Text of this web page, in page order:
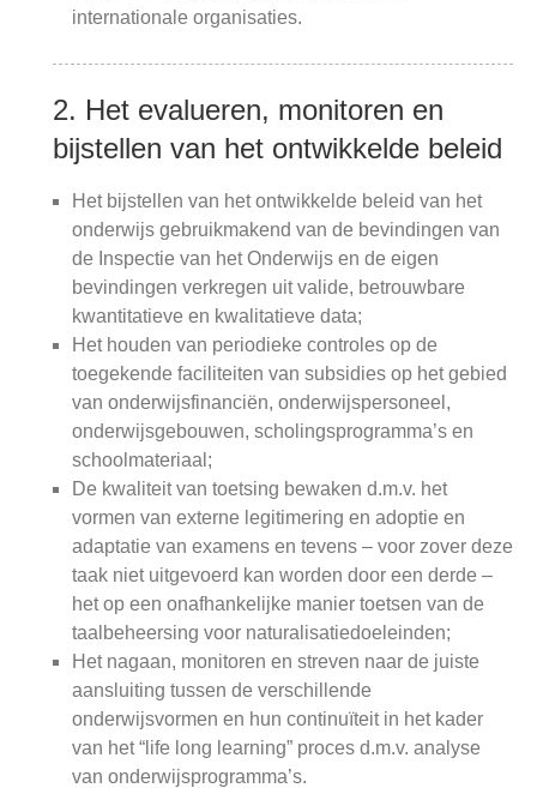
internationale organisaties.
2. Het evalueren, monitoren en
bijstellen van het ontwikkelde beleid
Het bijstellen van het ontwikkelde beleid van het
onderwijs gebruikmakend van de bevindingen van
de Inspectie van het Onderwijs en de eigen
bevindingen verkregen uit valide, betrouwbare
kwantitatieve en kwalitatieve data;
Het houden van periodieke controles op de
toegekende faciliteiten van subsidies op het gebied
van onderwijsfinanciën, onderwijspersoneel,
onderwijsgebouwen, scholingsprogramma’s en
schoolmateriaal;
De kwaliteit van toetsing bewaken d.m.v. het
vormen van externe legitimering en adoptie en
adaptatie van examens en tevens – voor zover deze
taak niet uitgevoerd kan worden door een derde –
het op een onafhankelijke manier toetsen van de
taalbeheersing voor naturalisatiedoeleinden;
Het nagaan, monitoren en streven naar de juiste
aansluiting tussen de verschillende
onderwijsvormen en hun continuïteit in het kader
van het “life long learning” proces d.m.v. analyse
van onderwijsprogramma’s.